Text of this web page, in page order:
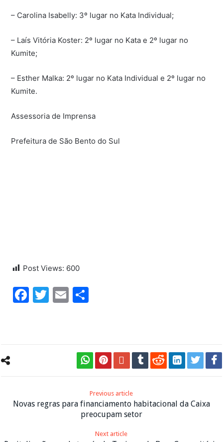
– Carolina Isabelly: 3º lugar no Kata Individual;
– Laís Vitória Koster: 2º lugar no Kata e 2º lugar no
Kumite;
– Esther Malka: 2º lugar no Kata Individual e 2º lugar no
Kumite.
Assessoria de Imprensa
Prefeitura de São Bento do Sul
Post Views: 600
Facebook
Twitter
Email
Previous article
Novas regras para financiamento habitacional da Caixa
preocupam setor
Next article